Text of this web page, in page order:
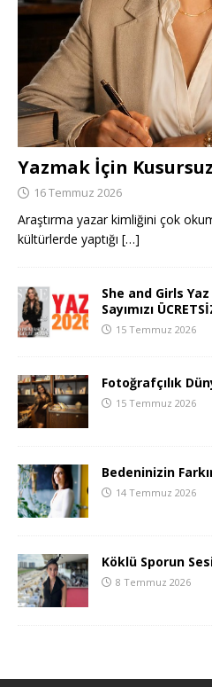
Yazmak İçin
16 Temmuz 2026
Araştırma yazar kimliğini çok
kültürlerde yaptığı […]
She and Girls Yaz
Sayımızı
15 Temmuz 2026
Fotoğrafçılık
15 Temmuz 2026
Bedeninizin
14 Temmuz 2026
Köklü Sporun
8 Temmuz 2026